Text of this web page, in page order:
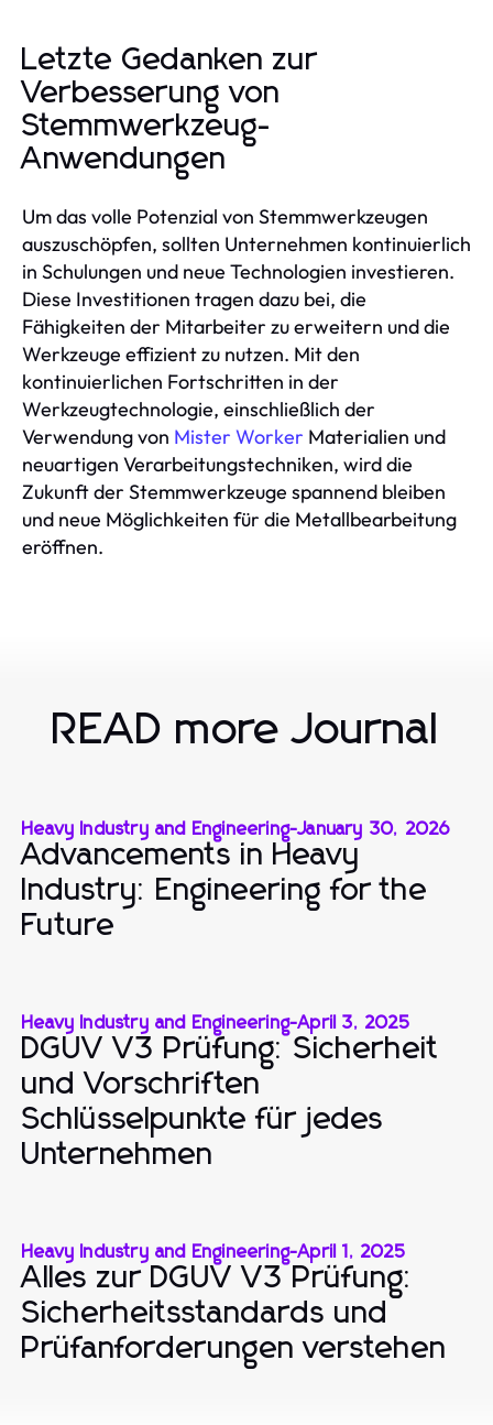
Letzte Gedanken zur
Verbesserung von
Stemmwerkzeug-
Anwendungen
Um das volle Potenzial von Stemmwerkzeugen
auszuschöpfen, sollten Unternehmen kontinuierlich
in Schulungen und neue Technologien investieren.
Diese Investitionen tragen dazu bei, die
Fähigkeiten der Mitarbeiter zu erweitern und die
Werkzeuge effizient zu nutzen. Mit den
kontinuierlichen Fortschritten in der
Werkzeugtechnologie, einschließlich der
Verwendung von Mister Worker Materialien und
neuartigen Verarbeitungstechniken, wird die
Zukunft der Stemmwerkzeuge spannend bleiben
und neue Möglichkeiten für die Metallbearbeitung
eröffnen.
READ more Journal
Heavy Industry and Engineering-January 30, 2026
Advancements in Heavy
Industry: Engineering for the
Future
Heavy Industry and Engineering-April 3, 2025
DGUV V3 Prüfung: Sicherheit
und Vorschriften
Schlüsselpunkte für jedes
Unternehmen
Heavy Industry and Engineering-April 1, 2025
Alles zur DGUV V3 Prüfung:
Sicherheitsstandards und
Prüfanforderungen verstehen